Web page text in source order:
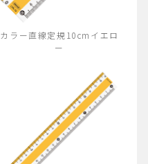
カラー直線定規10cmイエロ
ー